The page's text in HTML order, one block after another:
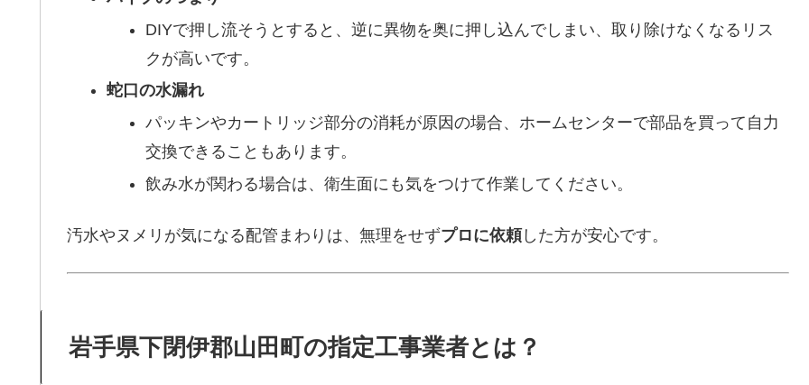
DIYで押し流そうとすると、逆に異物を奥に押し込んでしまい、取り除けなくなるリス
クが高いです。
蛇口の水漏れ
パッキンやカートリッジ部分の消耗が原因の場合、ホームセンターで部品を買って自力
交換できることもあります。
飲み水が関わる場合は、衛生面にも気をつけて作業してください。
汚水やヌメリが気になる配管まわりは、無理をせずプロに依頼した方が安心です。
岩手県下閉伊郡山田町の指定工事業者とは？